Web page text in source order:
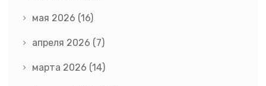
мая 2026 (16)
апреля 2026 (7)
марта 2026 (14)